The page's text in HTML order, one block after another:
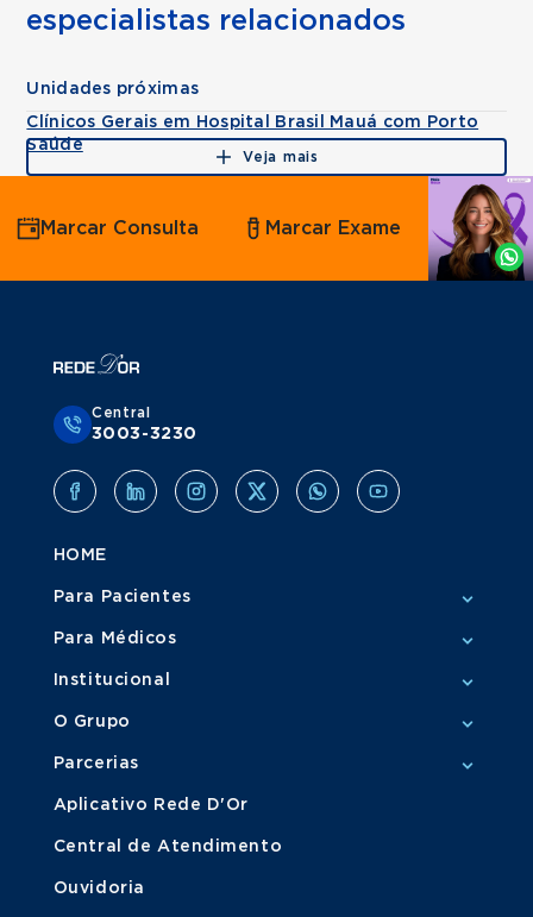
especialistas relacionados
Unidades próximas
Clínicos Gerais em Hospital Brasil Mauá com Porto
Saúde
Veja mais
Agende
por
Whatsapp
Marcar Consulta Marcar Exame
Central
3003-3230
HOME
Para Pacientes
Para Médicos
Institucional
O Grupo
Parcerias
Aplicativo Rede D'Or
Central de Atendimento
Ouvidoria